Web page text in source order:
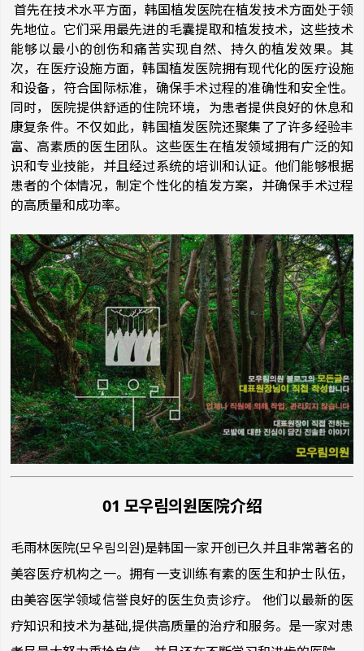
首先在技术水平方面，韩国植发医院在植发技术方面处于领
先地位。它们采用最先进的毛囊提取和植发技术，这些技术
能够以最小的创伤和痛苦实现自然、持久的植发效果。其
次，在医疗设施方面，韩国植发医院拥有现代化的医疗设施
和设备，符合国际标准，确保手术过程的准确性和安全性。
同时，医院提供舒适的住院环境，为患者提供良好的休息和
康复条件。不仅如此，韩国植发医院还聚集了了许多经验丰
富、高素质的医生团队。这些医生在植发领域拥有广泛的知
识和专业技能，并且经过系统的培训和认证。他们能够根据
患者的个体情况，制定个性化的植发方案，并确保手术过程
的高质量和成功率。
01 모우림의원医院介绍
毛雨林医院(모우림의원)是韩国一家开创已久并且非常著名的
美容医疗机构之一。拥有一支训练有素的医生和护士队伍，
由美容医学领域信誉良好的医生负责诊疗。 他们以最新的医
疗知识和技术为基础,提供高质量的治疗和服务。是一家对患